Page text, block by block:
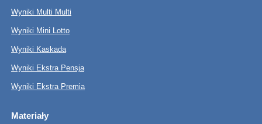
Wyniki Multi Multi
Wyniki Mini Lotto
Wyniki Kaskada
Wyniki Ekstra Pensja
Wyniki Ekstra Premia
Materiały